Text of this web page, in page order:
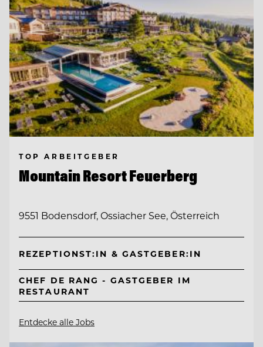
TOP ARBEITGEBER
Mountain Resort Feuerberg
9551 Bodensdorf, Ossiacher See, Österreich
REZEPTIONST:IN & GASTGEBER:IN
CHEF DE RANG - GASTGEBER IM
RESTAURANT
Entdecke alle Jobs